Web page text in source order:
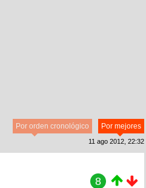
Por mejores
Por orden cronológico
11 ago 2012, 22:32
8